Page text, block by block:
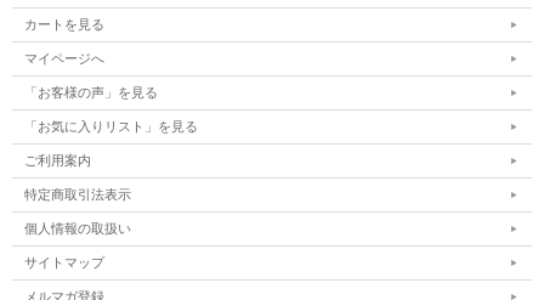
カートを見る
マイページへ
「お客様の声」を見る
「お気に入りリスト」を見る
ご利用案内
特定商取引法表示
個人情報の取扱い
サイトマップ
メルマガ登録